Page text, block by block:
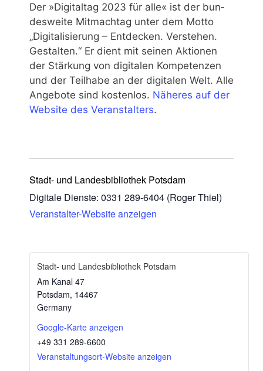
Der »Digi­tal­tag 2023 für alle« ist der bun­
des­wei­te Mit­machtag unter dem Mot­to
„Digi­ta­li­sie­rung – Ent­de­cken. Ver­ste­hen.
Gestal­ten.“ Er dient mit sei­nen Aktio­nen
der Stär­kung von digi­ta­len Kom­pe­ten­zen
und der Teil­ha­be an der digi­ta­len Welt. Alle
Ange­bo­te sind kos­ten­los. Nähe­res auf der
Web­site des Ver­an­stal­ters.
Stadt- und Landesbibliothek Potsdam
Digi­ta­le Diens­te: 0331 289-6404 (Roger Thiel)
Ver­an­stal­ter-Web­site anzeigen
Stadt- und Landesbibliothek Potsdam
Am Kanal 47
Pots­dam, 14467
Ger­ma­ny
Goog­le-Kar­te anzeigen
+49 331 289-6600
Ver­an­stal­tungs­ort-Web­site anzeigen